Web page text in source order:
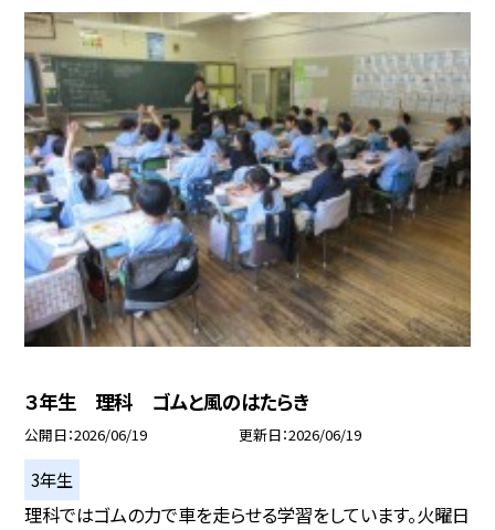
３年生 理科 ゴムと風のはたらき
公開日 2026/06/19 更新日 2026/06/19
3年生
理科ではゴムの力で車を走らせる学習をしています。火曜日